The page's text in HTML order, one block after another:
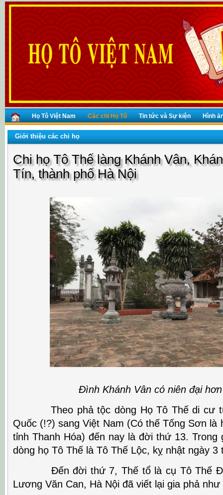
Họ Tô Việt Nam Các chi Họ Tô Tin tức và Sự kiện Hình
Giới thiệu các chi họ
Chi họ Tô Thế làng Khánh Vân,
Tín, thành phố Hà Nội
Đình Khánh Vân có niên đại hơn
Theo phả tộc dòng Họ Tô Thế di cư từ
Quốc (!?) sang Việt Nam (Có thế Tống Sơn là
tỉnh Thanh Hóa) đến nay là đời thứ 13. Trong
dòng họ Tô Thế là Tô Thế Lộc, kỵ nhật ngày 3
Đến đời thứ 7, Thế tổ là cụ Tô Thế
Lương Văn Can, Hà Nội đã viết lại gia phả như